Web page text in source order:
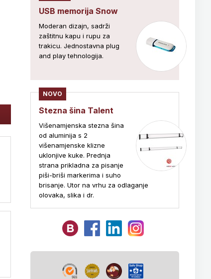
USB memorija Snow
Moderan dizajn, sadrži
zaštitnu kapu i rupu za
trakicu. Jednostavna plug
and play tehnologija.
NOVO
Stezna šina Talent
Višenamjenska stezna šina
od aluminija s 2
višenamjenske klizne
uklonjive kuke. Prednja
strana prikladna za pisanje
piši-briši markerima i suho
brisanje. Utor na vrhu za odlaganje
olovaka, slika i dr.